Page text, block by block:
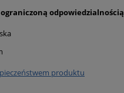
ograniczoną odpowiedzialnością
produktu